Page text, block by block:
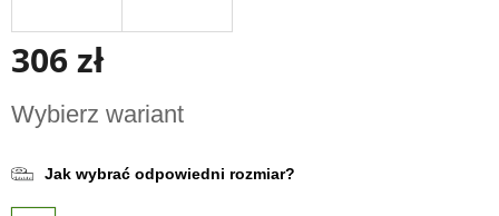
306 zł
jednostkowa:
Wybierz wariant
Jak wybrać odpowiedni rozmiar?